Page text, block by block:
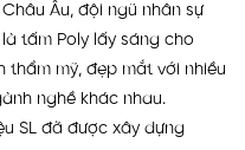
Âu, đội ngũ nhân sự
tấm Poly lấy sáng cho
mỹ, đẹp mắt với nhiều
nghề khác nhau.
SL đã được xây dựng